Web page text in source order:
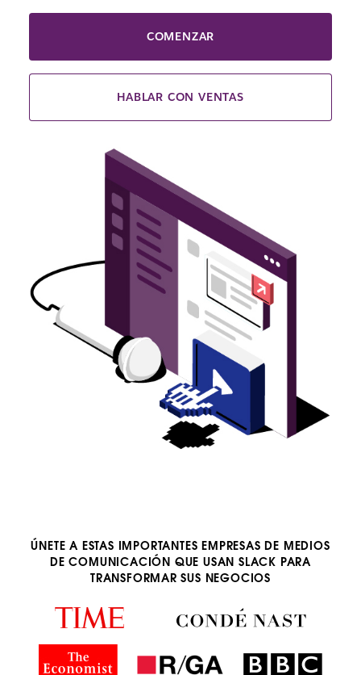
COMENZAR
HABLAR CON VENTAS
ÚNETE A ESTAS IMPORTANTES EMPRESAS DE MEDIOS
DE COMUNICACIÓN QUE USAN SLACK PARA
TRANSFORMAR SUS NEGOCIOS